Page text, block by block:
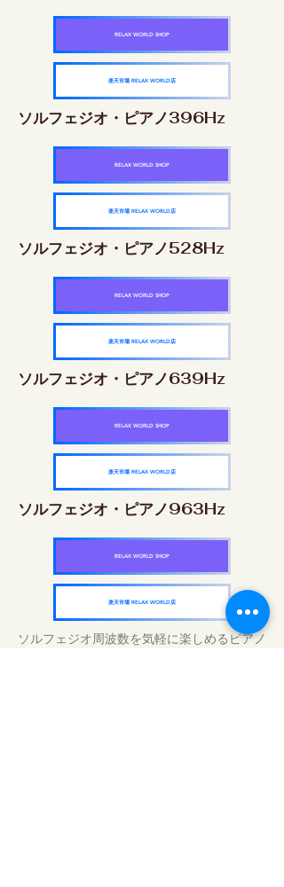
RELAX WORLD SHOP
楽天市場 RELAX WORLD店
ソルフェジオ・ピアノ396Hz
RELAX WORLD SHOP
楽天市場 RELAX WORLD店
ソルフェジオ・ピアノ528Hz
RELAX WORLD SHOP
楽天市場 RELAX WORLD店
ソルフェジオ・ピアノ639Hz
RELAX WORLD SHOP
楽天市場 RELAX WORLD店
ソルフェジオ・ピアノ963Hz
RELAX WORLD SHOP
楽天市場 RELAX WORLD店
ソルフェジオ周波数を気軽に楽しめるピアノ